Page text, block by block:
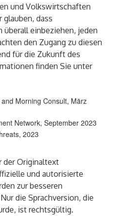
und Volkswirtschaften
glauben, dass
einbeziehen, jeden
den Zugang zu diesen
für die Zukunft des
finden Sie unter
Morning Consult, März
Network, September 2023
, 2023
der Originaltext
und autorisierte
zur besseren
die Sprachversion, die
ist rechtsgültig.